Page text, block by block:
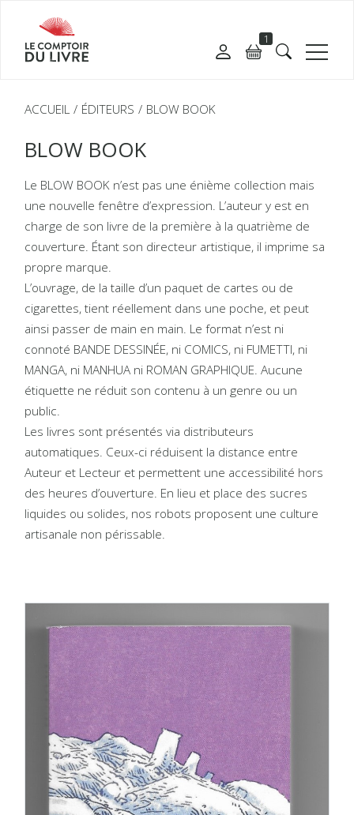
1
ACCUEIL ÉDITEURS BLOW BOOK
BLOW BOOK
Le BLOW BOOK n’est pas une énième collection mais
une nouvelle fenêtre d’expression. L’auteur y est en
charge de son livre de la première à la quatrième de
couverture. Étant son directeur artistique, il imprime sa
propre marque.
L’ouvrage, de la taille d’un paquet de cartes ou de
cigarettes, tient réellement dans une poche, et peut
ainsi passer de main en main. Le format n’est ni
connoté BANDE DESSINÉE, ni COMICS, ni FUMETTI, ni
MANGA, ni MANHUA ni ROMAN GRAPHIQUE. Aucune
étiquette ne réduit son contenu à un genre ou un
public.
Les livres sont présentés via distributeurs
automatiques. Ceux-ci réduisent la distance entre
Auteur et Lecteur et permettent une accessibilité hors
des heures d’ouverture. En lieu et place des sucres
liquides ou solides, nos robots proposent une culture
artisanale non périssable.